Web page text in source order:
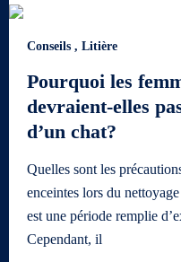
Conseils , Litière
Pourquoi les
devraient-elles
d’un chat?
Quelles sont les
enceintes lors du
est une période remplie
Cependant, il